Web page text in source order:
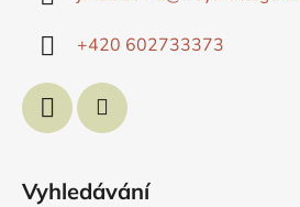
+420 602733373
Vyhledávání